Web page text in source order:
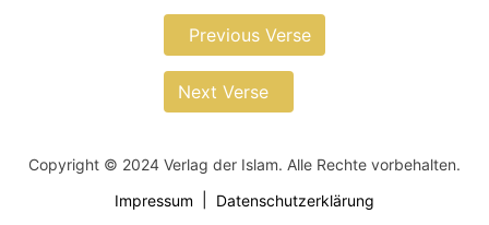
Previous Verse
Next Verse
Copyright © 2024 Verlag der Islam. Alle Rechte vorbehalten.
Impressum
Datenschutzerklärung